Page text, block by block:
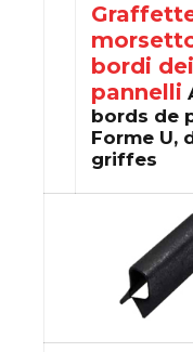
bordi dei
pannelli
bords de
Forme U,
griffes